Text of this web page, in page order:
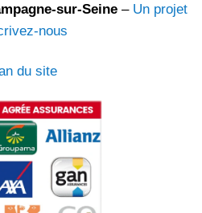
sur-Seine – Un projet
nous
du site